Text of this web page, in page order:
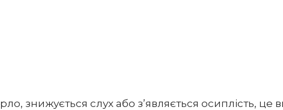
знижується слух або з’являється осиплість, це